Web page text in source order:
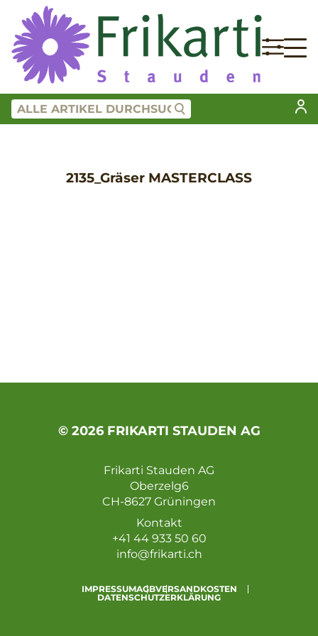
2135_Gräser MASTERCLASS
© 2026 FRIKARTI STAUDEN AG
Frikarti Stauden AG
Oberzelg6
CH-8627 Grüningen
Kontakt
+41 44 933 50 60
info@frikarti.ch
IMPRESSUMAGBVERSANDKOSTEN
DATENSCHUTZERKLÄRUNG